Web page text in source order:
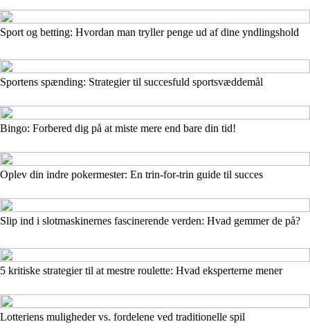
Sport og betting: Hvordan man tryller penge ud af dine yndlingshold
Sportens spænding: Strategier til succesfuld sportsvæddemål
Bingo: Forbered dig på at miste mere end bare din tid!
Oplev din indre pokermester: En trin-for-trin guide til succes
Slip ind i slotmaskinernes fascinerende verden: Hvad gemmer de på?
5 kritiske strategier til at mestre roulette: Hvad eksperterne mener
Lotteriens muligheder vs. fordelene ved traditionelle spil